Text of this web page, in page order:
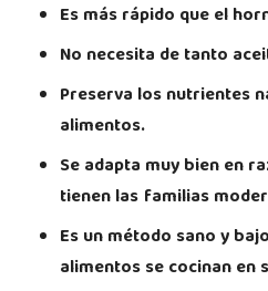
Es más rápido que el
No necesita de tanto
Preserva los nutrientes
alimentos.
Se adapta muy bien en
tienen las familias
Es un método sano y
alimentos se cocinan en